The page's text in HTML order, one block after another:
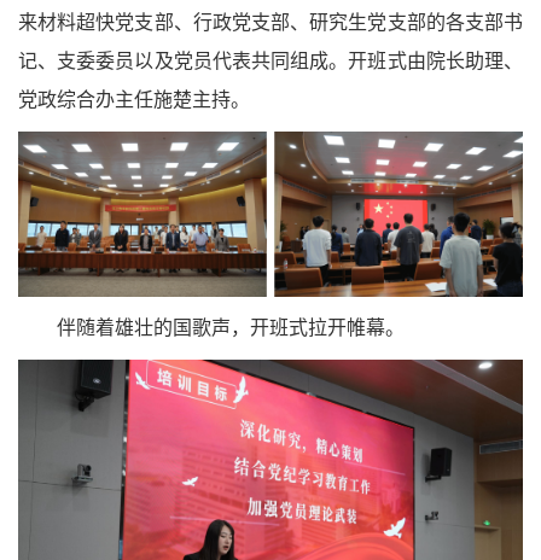
来材料超快党支部、行政党支部、研究生党支部的各支部书
记、支委委员以及党员代表共同组成。开班式由院长助理、
党政综合办主任施楚主持。
伴随着雄壮的国歌声，开班式拉开帷幕。